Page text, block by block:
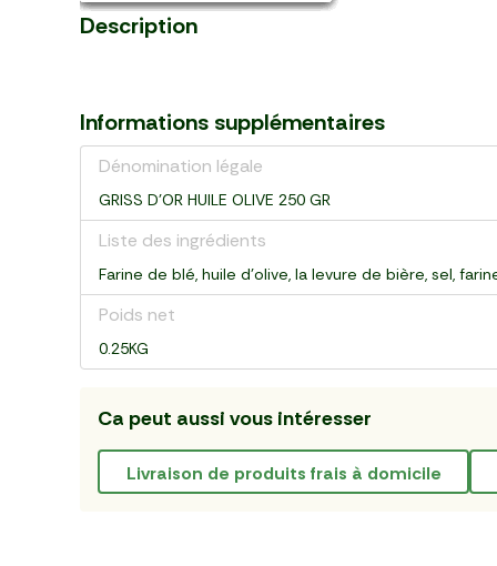
Description
Informations supplémentaires
Dénomination légale
GRISS D'OR HUILE OLIVE 250 GR
Liste des ingrédients
Farine de blé, huile d'olive, la levure de bière, sel,
Poids net
0.25KG
Ca peut aussi vous intéresser
livraison de produits frais à domicile